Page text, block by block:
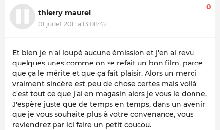
thierry maurel
01 juillet 2011 à 13:08:42
0
Et bien je n'ai loupé aucune émission et j'en ai revu
quelques unes comme on se refait un bon film, parce
que ça le mérite et que ça fait plaisir. Alors un merci
vraiment sincère est peu de chose certes mais voilà
c'est tout ce que j'ai en magasin alors je vous le donne.
J'espère juste que de temps en temps, dans un avenir
que je vous souhaite plus à votre convenance, vous
reviendrez par ici faire un petit coucou.